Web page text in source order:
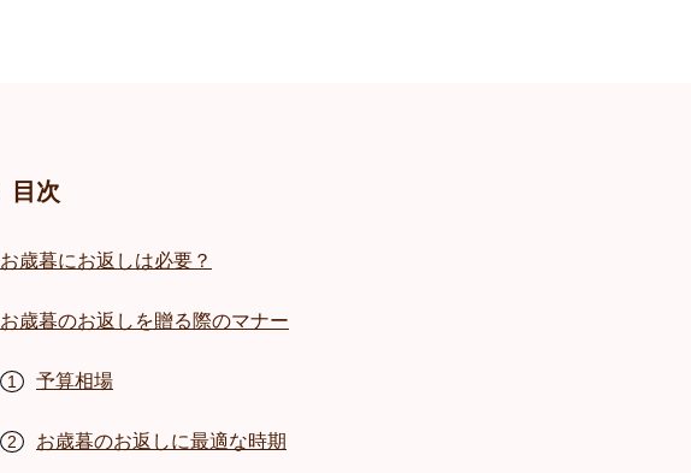
目次
お歳暮にお返しは必要？
お歳暮のお返しを贈る際のマナー
予算相場
お歳暮のお返しに最適な時期